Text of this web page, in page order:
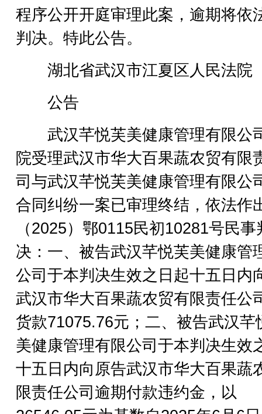
程序公开开庭审理此案，逾期将依
判决。特此公告。
湖北省武汉市江夏区人民法院
公告
武汉芊悦芙美健康管理有限公
院受理武汉市华大百果蔬农贸有限
司与武汉芊悦芙美健康管理有限公
合同纠纷一案已审理终结，依法作
（2025）鄂0115民初10281号民事
决：一、被告武汉芊悦芙美健康管
公司于本判决生效之日起十五日内
武汉市华大百果蔬农贸有限责任公
货款71075.76元；二、被告武汉芊
美健康管理有限公司于本判决生效
十五日内向原告武汉市华大百果蔬
限责任公司逾期付款违约金，以